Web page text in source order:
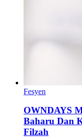
Fesyen
OWNDAYS
Baharu Dan
Filzah